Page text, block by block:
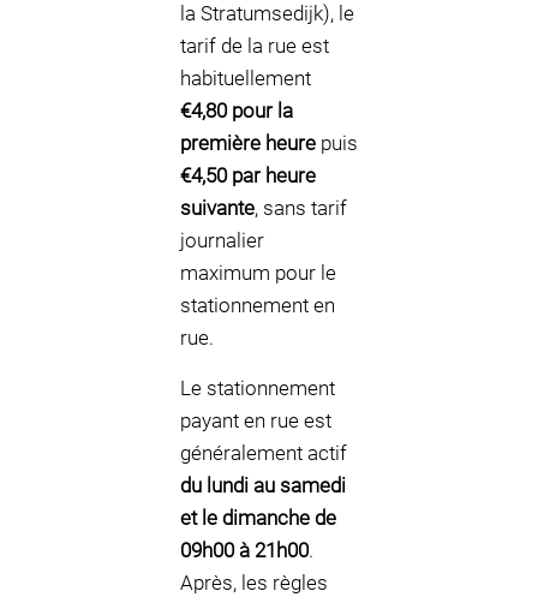
la Stratumsedijk), le
tarif de la rue est
habituellement
€4,80 pour la
première heure puis
€4,50 par heure
suivante, sans tarif
journalier
maximum pour le
stationnement en
rue.
Le stationnement
payant en rue est
généralement actif
du lundi au samedi
et le dimanche de
09h00 à 21h00.
Après, les règles